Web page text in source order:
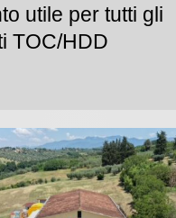
utile per tutti gli
TOC/HDD